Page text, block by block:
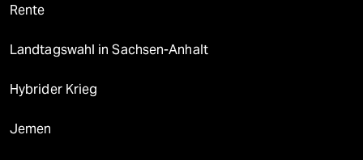
Rente
Landtagswahl in Sachsen-Anhalt
Hybrider Krieg
Jemen